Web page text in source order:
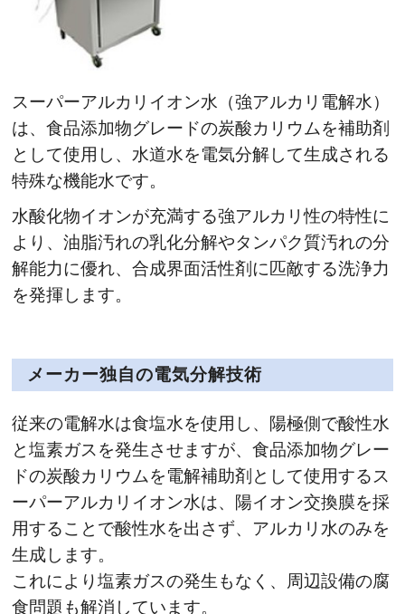
スーパーアルカリイオン水（強アルカリ電解水）
は、食品添加物グレードの炭酸カリウムを補助剤
として使用し、水道水を電気分解して生成される
特殊な機能水です。
水酸化物イオンが充満する強アルカリ性の特性に
より、油脂汚れの乳化分解やタンパク質汚れの分
解能力に優れ、合成界面活性剤に匹敵する洗浄力
を発揮します。
メーカー独自の電気分解技術
従来の電解水は食塩水を使用し、陽極側で酸性水
と塩素ガスを発生させますが、食品添加物グレー
ドの炭酸カリウムを電解補助剤として使用するス
ーパーアルカリイオン水は、陽イオン交換膜を採
用することで酸性水を出さず、アルカリ水のみを
生成します。
これにより塩素ガスの発生もなく、周辺設備の腐
食問題も解消しています。